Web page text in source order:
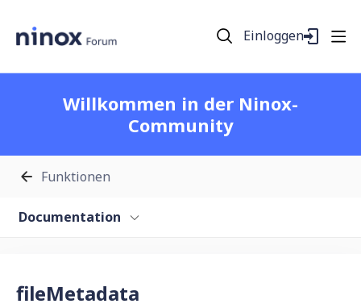
Einloggen
Willkommen in der Ninox-
Community
Funktionen
Documentation
fileMetadata